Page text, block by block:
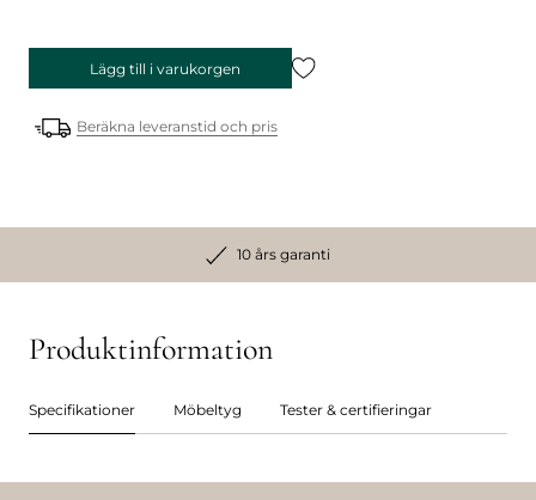
Lägg till i varukorgen
Beräkna leveranstid och pris
10 års garanti
Produktinformation
Specifikationer Möbeltyg Tester & certifieringar